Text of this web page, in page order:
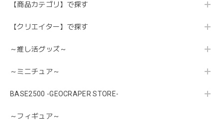
【商品カテゴリ】で探す
【クリエイター】で探す
～推し活グッズ～
～ミニチュア～
BASE2500 -GEOCRAPER STORE-
～フィギュア～